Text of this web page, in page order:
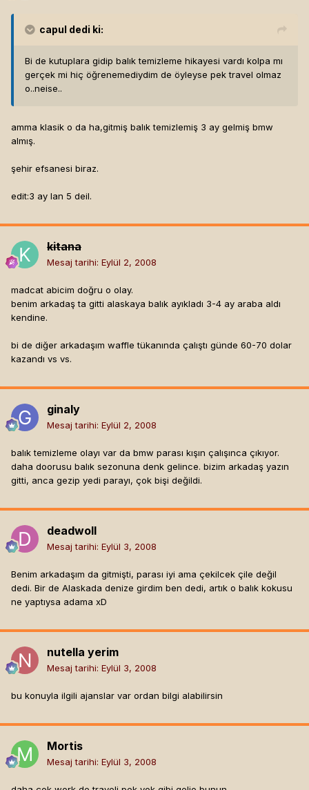
capul dedi ki:
Bi de kutuplara gidip balık temizleme hikayesi vardı kolpa mı
gerçek mi hiç öğrenemediydim de öyleyse pek travel olmaz
o..neise..
amma klasik o da ha,gitmiş balık temizlemiş 3 ay gelmiş bmw
almış.
şehir efsanesi biraz.
edit:3 ay lan 5 deil.
kitana
Mesaj tarihi: Eylül 2, 2008
madcat abicim doğru o olay.
benim arkadaş ta gitti alaskaya balık ayıkladı 3-4 ay araba aldı
kendine.
bi de diğer arkadaşım waffle tükanında çalıştı günde 60-70 dolar
kazandı vs vs.
ginaly
Mesaj tarihi: Eylül 2, 2008
balık temizleme olayı var da bmw parası kışın çalışınca çıkıyor.
daha doorusu balık sezonuna denk gelince. bizim arkadaş yazın
gitti, anca gezip yedi parayı, çok bişi değildi.
deadwoll
Mesaj tarihi: Eylül 3, 2008
Benim arkadaşım da gitmişti, parası iyi ama çekilcek çile değil
dedi. Bir de Alaskada denize girdim ben dedi, artık o balık kokusu
ne yaptıysa adama xD
nutella yerim
Mesaj tarihi: Eylül 3, 2008
bu konuyla ilgili ajanslar var ordan bilgi alabilirsin
Mortis
Mesaj tarihi: Eylül 3, 2008